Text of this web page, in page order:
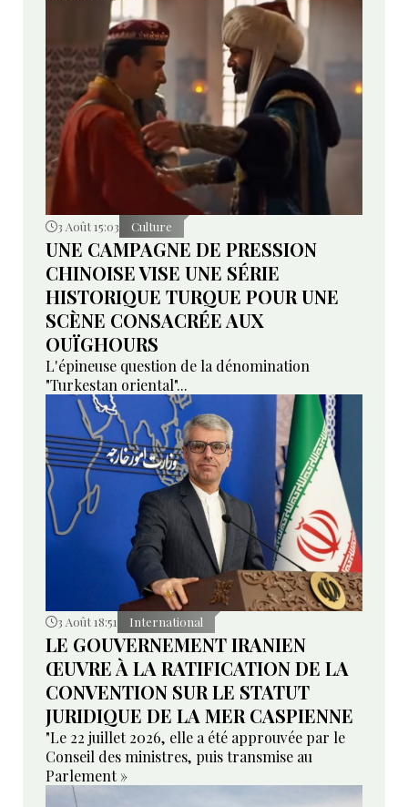
3 Août 15:03 Culture
UNE CAMPAGNE DE PRESSION
CHINOISE VISE UNE SÉRIE
HISTORIQUE TURQUE POUR UNE
SCÈNE CONSACRÉE AUX
OUÏGHOURS
L'épineuse question de la dénomination
"Turkestan oriental"...
3 Août 18:51 International
LE GOUVERNEMENT IRANIEN
ŒUVRE À LA RATIFICATION DE LA
CONVENTION SUR LE STATUT
JURIDIQUE DE LA MER CASPIENNE
"Le 22 juillet 2026, elle a été approuvée par le
Conseil des ministres, puis transmise au
Parlement »